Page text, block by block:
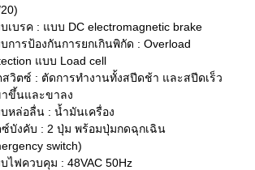
เบรค : แบบ DC electromagnetic brake
การป้องกันการยกเกินพิกัด : Overload
แบบ Load cell
วิตซ์ : ตัดการทำงานทั้งสปีดช้า และสปีดเร็ว
ขึ้นและขาลง
หล่อลื่น : น้ำมันเครื่อง
บังคับ : 2 ปุ่ม พร้อมปุ่มกดฉุกเฉิน
switch)
ไฟควบคุม : 48VAC 50Hz